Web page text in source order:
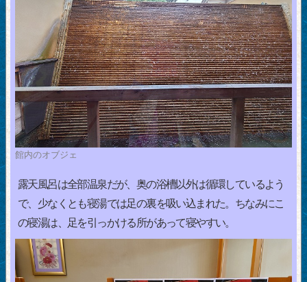
館内のオブジェ
露天風呂は全部温泉だが、奥の浴槽以外は循環しているよう
で、少なくとも寝湯では足の裏を吸い込まれた。ちなみにこ
の寝湯は、足を引っかける所があって寝やすい。